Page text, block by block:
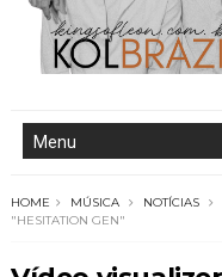
HOME MÚSICA NOTÍCIAS
"HESITATION GEN"